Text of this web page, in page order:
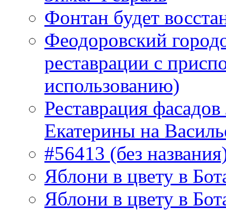
Фонтан будет
Феодоровский
реставрации с
использованию)
Реставрация
Екатерины на
#56413 (без
Яблони в цвету в
Яблони в цвету в